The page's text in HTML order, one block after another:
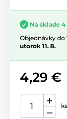
Na sklade 4
Objednávky do
utorok 11. 8.
4,29 €
ks